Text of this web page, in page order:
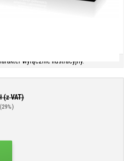
wyłącznie ilustracyjny.
(z VAT)
(29%)